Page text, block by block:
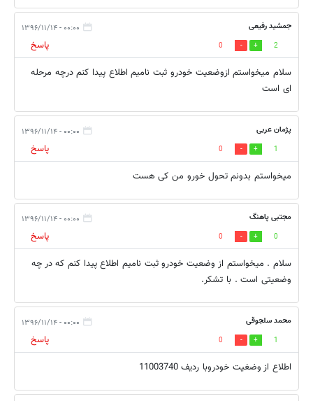
جمشید رفیعی ۰۰:۰۰ - ۱۳۹۶/۱۱/۱۴
2
0
پاسخ
سلام میخواستم ازوضعیت خودرو ثبت نامیم اطلاع پیدا کنم درچه مرحله
ای است
پژمان عربی ۰۰:۰۰ - ۱۳۹۶/۱۱/۱۴
1
0
پاسخ
میخواستم بدونم تحول خورو من کی هست
مجتبی پاهنگ ۰۰:۰۰ - ۱۳۹۶/۱۱/۱۴
0
0
پاسخ
سلام . میخواستم از وضعیت خودرو ثبت نامیم اطلاع پیدا کنم که در چه
وضعیتی است . با تشکر.
محمد سلجوقی ۰۰:۰۰ - ۱۳۹۶/۱۱/۱۴
1
0
پاسخ
اطلاع از وضغیت خودروبا ردیف 11003740